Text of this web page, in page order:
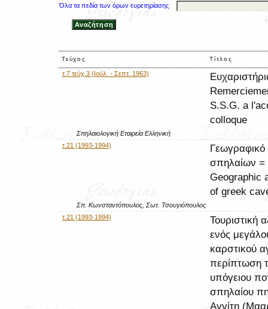
Όλα τα πεδία των όρων ευρετηρίασης
Τεύχος Τίτλος
τ.7 τεύχ.3 (Ιούλ. - Σεπτ. 1963)
S.S.G. a
colloque
Σπηλαιολογική Εταιρεία Ελληνική
τ.21 (1993-1994)
Γεωγραφικό
σπηλαίων =
Geographic
of greek
Σπ. Κωνσταντόπουλος, Σωτ. Τσουγιόπουλος
τ.21 (1993-1994)
Τουριστική
ενός
καρστικού
περίπτωση
υπόγειου
σπηλαίου
Αγγίτη